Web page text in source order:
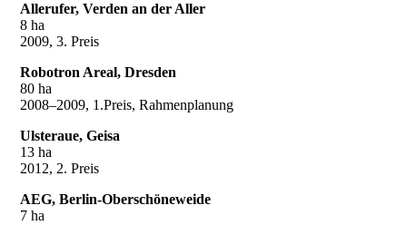
Allerufer, Verden an der Aller
8 ha
2009, 3. Preis
Robotron Areal, Dresden
80 ha
2008–2009, 1.Preis, Rahmenplanung
Ulsteraue, Geisa
13 ha
2012, 2. Preis
AEG, Berlin-Oberschöneweide
7 ha